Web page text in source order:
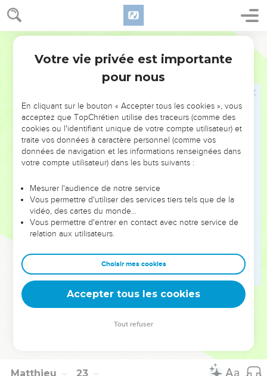
Matthieu 22
38 C’est le premier et le grand commandement.
Et voici le second, qui lui est semblable : Tu aimeras ton
prochain comme toi-même.
Le Messie et David
Comme les Pharisiens étaient assemblés, Jésus leur posa
cette question :
Que pensez-vous du Christ ? De qui est-il le fils ? Ils lui
Et Jésus leur dit : Comment donc David, (animé) par
l’Esprit, l’appelle-t-il Seigneur, lorsqu’il dit :
Le Seigneur a dit à mon Seigneur : Assieds-toi à ma droite.
Si donc David l’appelle Seigneur, comment est-il son fils ?
Nul ne put lui répondre un mot. Et, depuis ce jour,
personne n’osa plus lui poser de questions.
© Société biblique française – Bibli’O, 1978, avec autorisation. Pour vous procurer
Matthieu 23
Votre vie privée est importante
pour nous
En cliquant sur le bouton « Accepter tous les cookies », vous
acceptez que TopChrétien utilise des traceurs (comme des
cookies ou l'identifiant unique de votre compte utilisateur) et
traite vos données à caractère personnel (comme vos
données de navigation et les informations renseignées dans
votre compte utilisateur) dans les buts suivants :
Mesurer l'audience de notre service
Vous permettre d'utiliser des services tiers tels que de la
vidéo, des cartes du monde…
Vous permettre d'entrer en contact avec notre service de
relation aux utilisateurs.
Choisir mes cookies
Accepter tous les cookies
Tout refuser